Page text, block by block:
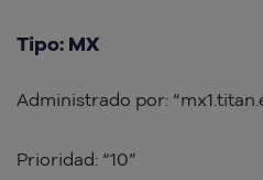
Tipo: MX
Administrado por:
Prioridad: “10”